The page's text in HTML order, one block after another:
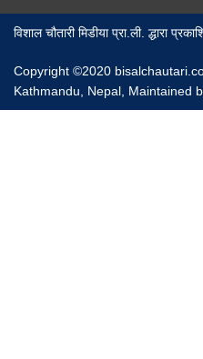
विशाल चौतारी मिडीया प्रा.ली. द्धारा
Copyright ©2020
Kathmandu, Nepal, Maintained